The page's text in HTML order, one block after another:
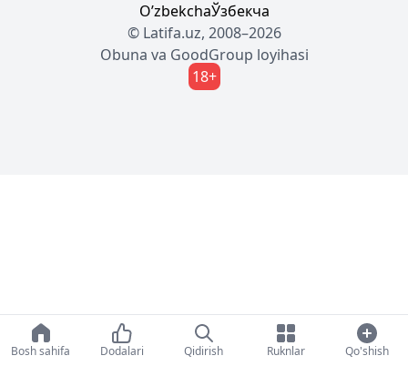
OʼzbekchaЎзбекча
© Latifa.uz, 2008–2026
Obuna va GoodGroup loyihasi
18+
Bosh sahifa Dodalari Qidirish Ruknlar Qo'shish